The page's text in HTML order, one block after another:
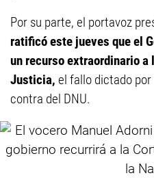
Por su parte, el portavoz
ratificó este jueves que el
un recurso extraordinario a
Justicia, el fallo dictado por
contra del DNU.